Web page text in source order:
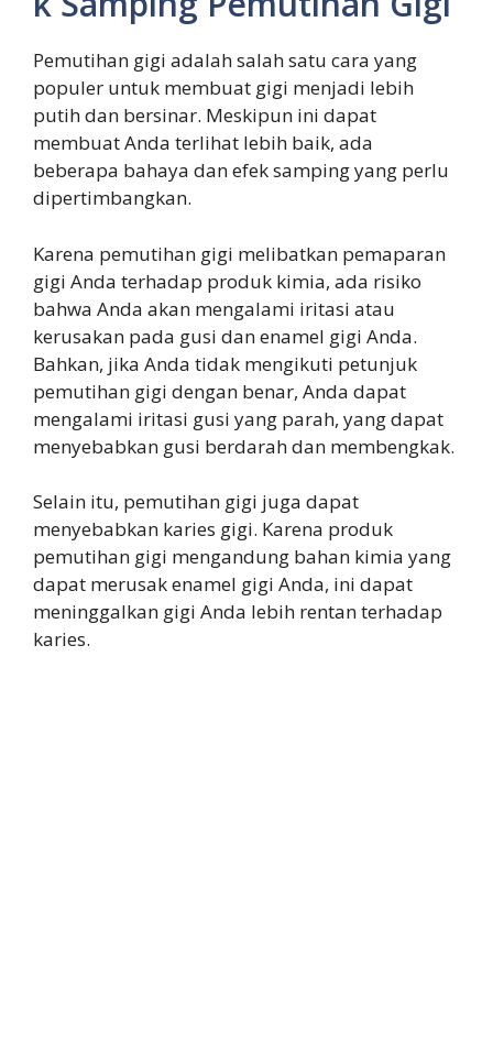
Pemutihan gigi adalah salah satu cara yang
populer untuk membuat gigi menjadi lebih
putih dan bersinar. Meskipun ini dapat
membuat Anda terlihat lebih baik, ada
beberapa bahaya dan efek samping yang perlu
dipertimbangkan.
Karena pemutihan gigi melibatkan pemaparan
gigi Anda terhadap produk kimia, ada risiko
bahwa Anda akan mengalami iritasi atau
kerusakan pada gusi dan enamel gigi Anda.
Bahkan, jika Anda tidak mengikuti petunjuk
pemutihan gigi dengan benar, Anda dapat
mengalami iritasi gusi yang parah, yang dapat
menyebabkan gusi berdarah dan membengkak.
Selain itu, pemutihan gigi juga dapat
menyebabkan karies gigi. Karena produk
pemutihan gigi mengandung bahan kimia yang
dapat merusak enamel gigi Anda, ini dapat
meninggalkan gigi Anda lebih rentan terhadap
karies.